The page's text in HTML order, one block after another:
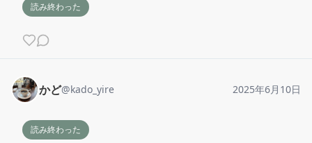
読み終わった
かど@kado_yire 2025年6月10日
読み終わった